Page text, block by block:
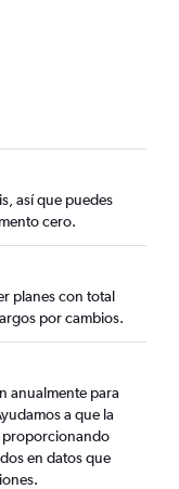
así que puedes
cero.
planes con total
por cambios.
anualmente para
a que la
proporcionando
en datos que